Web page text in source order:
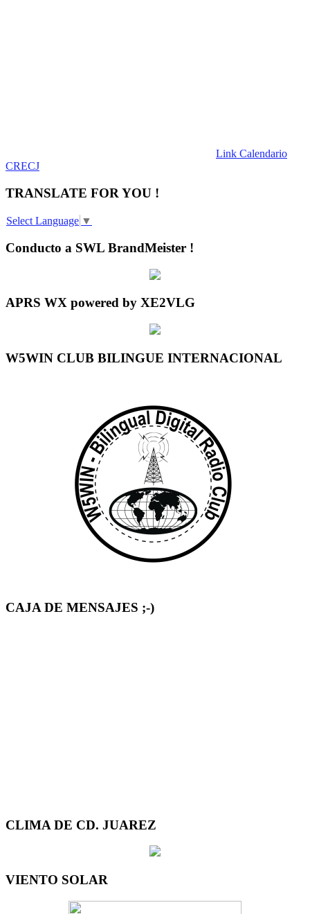
Link Calendario
CRECJ
TRANSLATE FOR YOU !
Select Language ▼
Conducto a SWL BrandMeister !
APRS WX powered by XE2VLG
W5WIN CLUB BILINGUE INTERNACIONAL
CAJA DE MENSAJES ;-)
CLIMA DE CD. JUAREZ
VIENTO SOLAR